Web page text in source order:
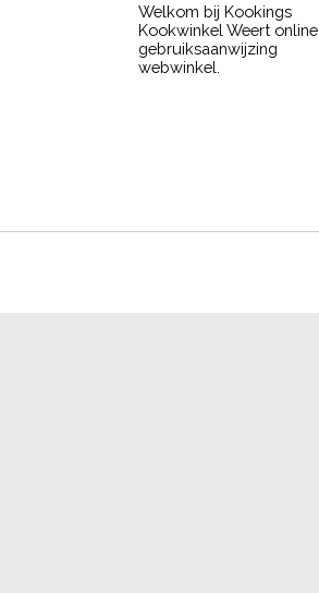
Welkom bij Kookings
Kookwinkel Weert online,
gebruiksaanwijzing
webwinkel.